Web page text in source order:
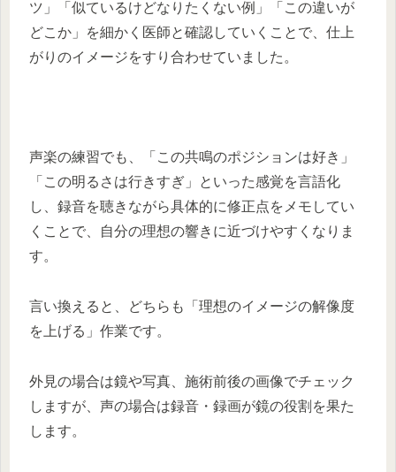
ツ」「似ているけどなりたくない例」「この違いが
どこか」を細かく医師と確認していくことで、仕上
がりのイメージをすり合わせていました。
声楽の練習でも、「この共鳴のポジションは好き」
「この明るさは行きすぎ」といった感覚を言語化
し、録音を聴きながら具体的に修正点をメモしてい
くことで、自分の理想の響きに近づけやすくなりま
す。
言い換えると、どちらも「理想のイメージの解像度
を上げる」作業です。
外見の場合は鏡や写真、施術前後の画像でチェック
しますが、声の場合は録音・録画が鏡の役割を果た
します。